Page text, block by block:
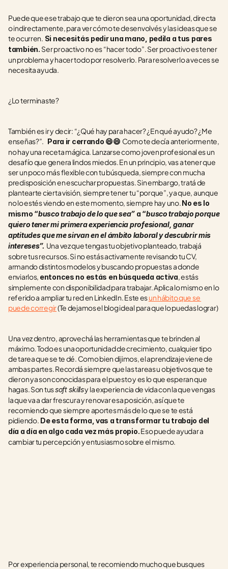
Puede que ese trabajo que te dieron sea una oportunidad, directa
o indirectamente, para ver cómo te desenvolvés y las ideas que se
te ocurren. Si necesitás pedir una mano, pedila a tus pares
también. Ser proactivo no es “hacer todo”. Ser proactivo es tener
un problema y hacer todo por resolverlo. Para resolverlo a veces se
necesita ayuda.
¿Lo terminaste?
También es ir y decir: “¿Qué hay para hacer? ¿En qué ayudo? ¿Me
enseñas?”. Para ir cerrando 😄😄 Como te decía anteriormente,
no hay una receta mágica. Lanzarse como joven profesional es un
desafío que genera lindos miedos. En un principio, vas a tener que
ser un poco más flexible con tu búsqueda, siempre con mucha
predisposición en escuchar propuestas. Sin embargo, tratá de
plantearte cierta visión, siempre tener tu “porque”, ya que, aunque
no lo estés viendo en este momento, siempre hay uno. No es lo
mismo “busco trabajo de lo que sea” a “busco trabajo porque
quiero tener mi primera experiencia profesional, ganar
aptitudes que me sirvan en el ámbito laboral y descubrir mis
intereses”. Una vez que tengas tu objetivo planteado, trabajá
sobre tus recursos. Si no estás activamente revisando tu CV,
armando distintos modelos y buscando propuestas a donde
enviarlos, entonces no estás en búsqueda activa, estás
simplemente con disponibilidad para trabajar. Aplica lo mismo en lo
referido a ampliar tu red en LinkedIn. Este es un hábito que se
puede corregir (Te dejamos el blog ideal para que lo puedas lograr)
Una vez dentro, aprovechá las herramientas que te brinden al
máximo. Todo es una oportunidad de crecimiento, cualquier tipo
de tarea que se te dé. Como bien dijimos, el aprendizaje viene de
ambas partes. Recordá siempre que las tareas u objetivos que te
dieron ya son conocidas para el puesto y es lo que esperan que
hagas. Son tus soft skills y la experiencia de vida con la que vengas
la que va a dar frescura y renovar esa posición, así que te
recomiendo que siempre aportes más de lo que se te está
pidiendo. De esta forma, vas a transformar tu trabajo del
día a día en algo cada vez más propio. Eso puede ayudar a
cambiar tu percepción y entusiasmo sobre el mismo.
Por experiencia personal, te recomiendo mucho que busques